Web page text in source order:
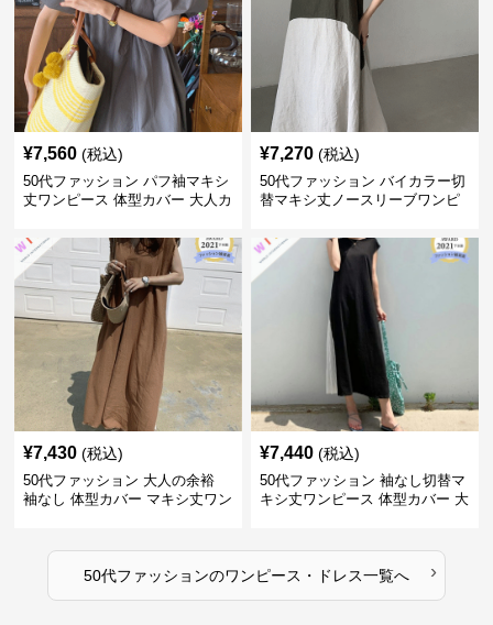
¥7,560 (税込)
50代ファッション パフ袖マキシ
丈ワンピース 体型カバー 大人カ
¥7,270 (税込)
50代ファッション バイカラー切
替マキシ丈ノースリーブワンピ
¥7,430 (税込)
50代ファッション 大人の余裕
袖なし 体型カバー マキシ丈ワン
¥7,440 (税込)
50代ファッション 袖なし切替マ
キシ丈ワンピース 体型カバー 大
50代ファッションのワンピース・ドレス一覧へ ›